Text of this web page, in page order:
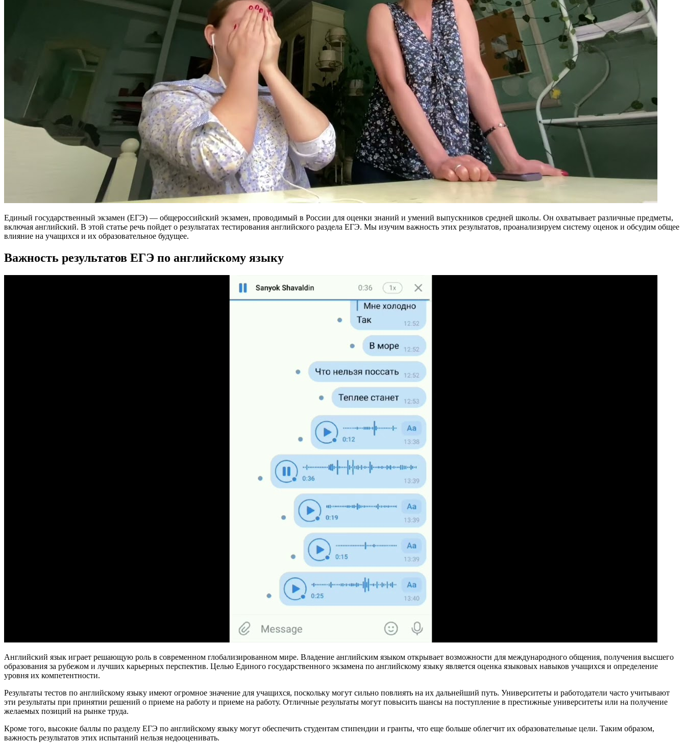
Единый государственный экзамен (ЕГЭ) — общероссийский экзамен, проводимый в России для оценки знаний и умений выпускников средней школы. Он охватывает различные предметы,
включая английский. В этой статье речь пойдет о результатах тестирования английского раздела ЕГЭ. Мы изучим важность этих результатов, проанализируем систему оценок и обсудим общее
влияние на учащихся и их образовательное будущее.
Важность результатов ЕГЭ по английскому языку
Английский язык играет решающую роль в современном глобализированном мире. Владение английским языком открывает возможности для международного общения, получения высшего
образования за рубежом и лучших карьерных перспектив. Целью Единого государственного экзамена по английскому языку является оценка языковых навыков учащихся и определение
уровня их компетентности.
Результаты тестов по английскому языку имеют огромное значение для учащихся, поскольку могут сильно повлиять на их дальнейший путь. Университеты и работодатели часто учитывают
эти результаты при принятии решений о приеме на работу и приеме на работу. Отличные результаты могут повысить шансы на поступление в престижные университеты или на получение
желаемых позиций на рынке труда.
Кроме того, высокие баллы по разделу ЕГЭ по английскому языку могут обеспечить студентам стипендии и гранты, что еще больше облегчит их образовательные цели. Таким образом,
важность результатов этих испытаний нельзя недооценивать.